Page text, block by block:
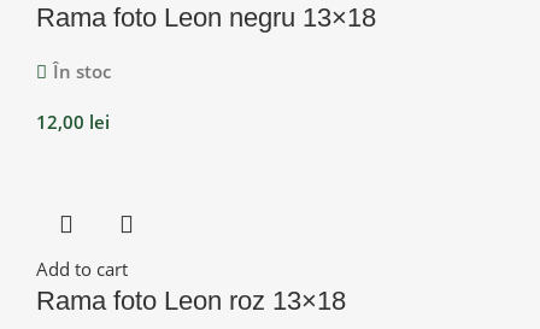
Rama foto Leon negru 13×18
În stoc
12,00 lei
Add to cart
Rama foto Leon roz 13×18